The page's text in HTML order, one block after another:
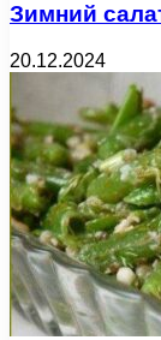
Зимний
20.12.2024